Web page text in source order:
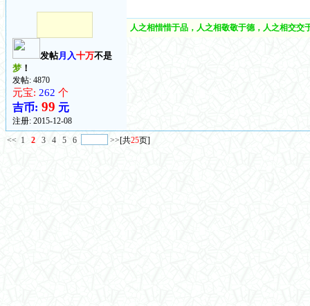
发帖月入十万不是
梦！
发帖: 4870
元宝: 262 个
吉币: 99 元
注册: 2015-12-08
人之相惜惜于品，人之相敬敬于德，人之相交
<< 1 2 3 4 5 6 >>[共25页]